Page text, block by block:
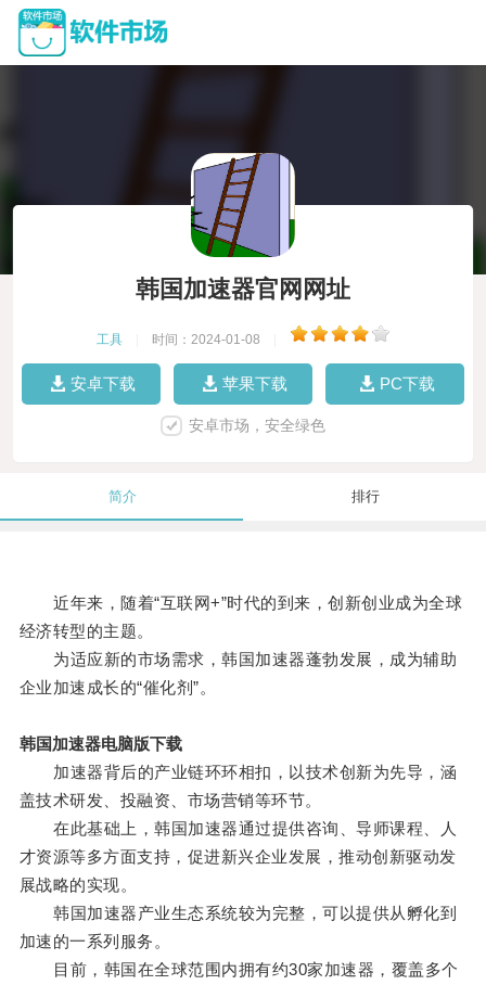
韩国加速器官网网址
工具 时间：2024-01-08
安卓下载 苹果下载 PC下载
安卓市场，安全绿色
简介 排行
近年来，随着“互联网+”时代的到来，创新创业成为全球
经济转型的主题。
为适应新的市场需求，韩国加速器蓬勃发展，成为辅助
企业加速成长的“催化剂”。
韩国加速器电脑版下载
加速器背后的产业链环环相扣，以技术创新为先导，涵
盖技术研发、投融资、市场营销等环节。
在此基础上，韩国加速器通过提供咨询、导师课程、人
才资源等多方面支持，促进新兴企业发展，推动创新驱动发
展战略的实现。
韩国加速器产业生态系统较为完整，可以提供从孵化到
加速的一系列服务。
目前，韩国在全球范围内拥有约30家加速器，覆盖多个